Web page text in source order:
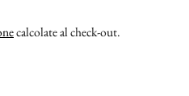
calcolate al check-out.